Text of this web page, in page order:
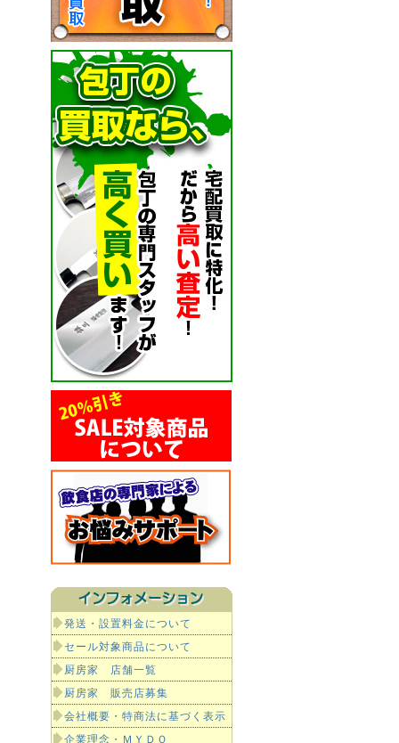
発送・設置料金について
セール対象商品について
厨房家 店舗一覧
厨房家 販売店募集
会社概要・特商法に基づく表示
企業理念・ＭＹＤＯ